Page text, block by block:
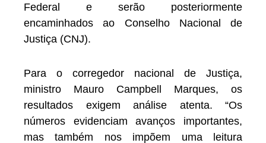
Federal e serão posteriormente
encaminhados ao Conselho Nacional de
Justiça (CNJ).
Para o corregedor nacional de Justiça,
ministro Mauro Campbell Marques, os
resultados exigem análise atenta. “Os
números evidenciam avanços importantes,
mas também nos impõem uma leitura